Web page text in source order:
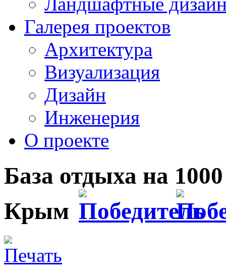
Галерея проектов
Архитектура
Визуализация
Дизайн
Инженерия
О проекте
База отдыха на
Крым